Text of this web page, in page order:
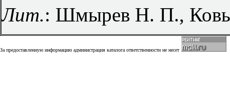
Лит.: Шмырев Н. П.,
За предоставленную информацию администрация каталога ответственности не несет